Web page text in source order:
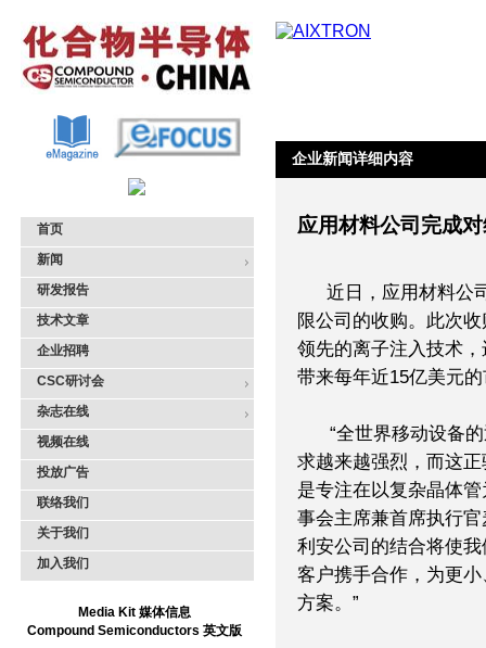
首页
新闻
研发报告
技术文章
企业招聘
CSC研讨会
杂志在线
视频在线
投放广告
联络我们
关于我们
加入我们
Media Kit 媒体信息
Compound Semiconductors 英文版
企业新闻详细内容
应用材料公司完成
近日，应用材料公
限公司的收购。此次
领先的离子注入技术
带来每年近15亿美元
“全世界移动设备的
求越来越强烈，而这
是专注在以复杂晶体
事会主席兼首席执行
利安公司的结合将使
客户携手合作，为更
方案。”